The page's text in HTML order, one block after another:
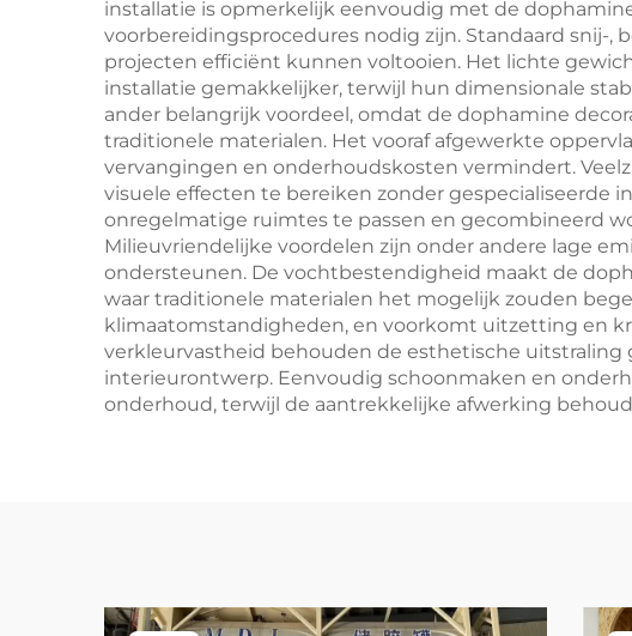
installatie is opmerkelijk eenvoudig met de
voorbereidingsprocedures nodig zijn. Standaard snij-
projecten efficiënt kunnen voltooien. Het lichte
installatie gemakkelijker, terwijl hun dimensionale
ander belangrijk voordeel, omdat de dophamine
traditionele materialen. Het vooraf afgewerkte
vervangingen en onderhoudskosten vermindert.
visuele effecten te bereiken zonder gespecialiseerde
onregelmatige ruimtes te passen en gecombineerd
Milieuvriendelijke voordelen zijn onder andere lage
ondersteunen. De vochtbestendigheid maakt de
waar traditionele materialen het mogelijk zouden
klimaatomstandigheden, en voorkomt uitzetting en
verkleurvastheid behouden de esthetische
interieurontwerp. Eenvoudig schoonmaken en
onderhoud, terwijl de aantrekkelijke afwerking